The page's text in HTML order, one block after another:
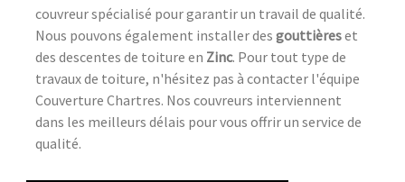
couvreur spécialisé pour garantir un travail de qualité.
Nous pouvons également installer des gouttièreset
des descentes de toiture en Zinc. Pour tout type de
travaux de toiture, n'hésitez pas à contacter l'équipe ​
Couverture Chartres​. Nos couvreurs interviennent
dans les meilleurs délais pour vous offrir un service de
qualité.